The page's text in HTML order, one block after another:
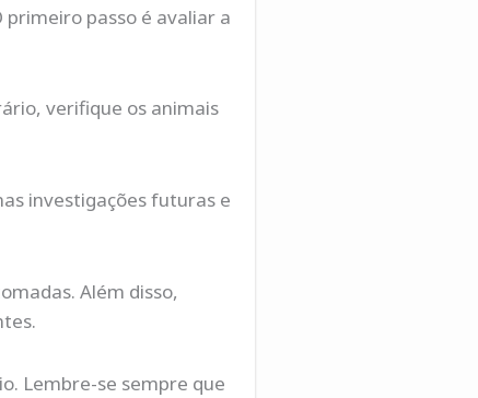
passo é avaliar a
verifique os animais
investigações futuras e
Além disso,
Lembre-se sempre que